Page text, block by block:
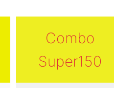
Combo
Super150